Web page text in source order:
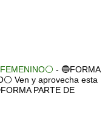
- 🔵FORMA
Ven y aprovecha esta
PARTE DE